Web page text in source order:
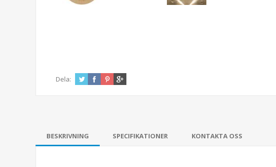
Dela:
BESKRIVNING SPECIFIKATIONER KONTAKTA OSS